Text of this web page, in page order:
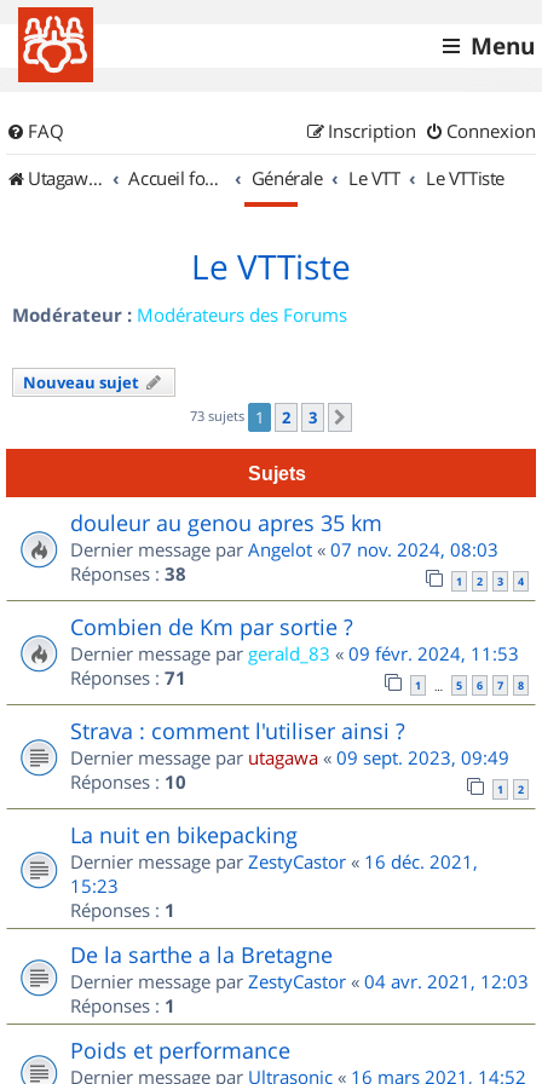
Menu
FAQ Connexion
Inscription
UtagawaVTT (Randos VTT et VTTAE avec traces GPS)
Accueil forum Générale Le VTT Le VTTiste
Le VTTiste
Modérateur : Modérateurs des Forums
Nouveau sujet
73 sujets 1 2 3
Sujets
douleur au genou apres 35 km
Dernier message par Angelot « 07 nov. 2024, 08:03
Réponses : 38 1 2 3 4
Combien de Km par sortie ?
Dernier message par gerald_83 « 09 févr. 2024, 11:53
Réponses : 71 1 … 5 6 7 8
Strava : comment l'utiliser ainsi ?
Dernier message par utagawa « 09 sept. 2023, 09:49
Réponses : 10 1 2
La nuit en bikepacking
Dernier message par ZestyCastor « 16 déc. 2021,
15:23
Réponses : 1
De la sarthe a la Bretagne
Dernier message par ZestyCastor « 04 avr. 2021, 12:03
Réponses : 1
Poids et performance
Dernier message par Ultrasonic « 16 mars 2021, 14:52